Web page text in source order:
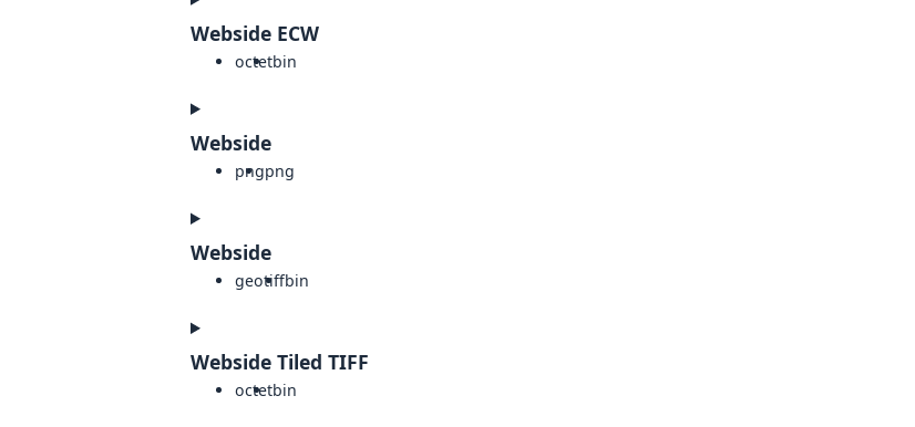
Webside ECW
octetbin
Webside
pngpng
Webside
geotiffbin
Webside Tiled TIFF
octetbin